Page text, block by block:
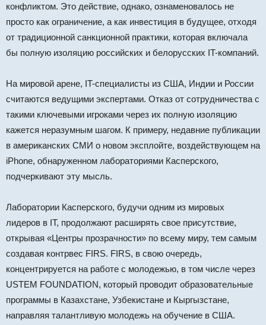
конфликтом. Это действие, однако, ознаменовалось не
просто как ограничение, а как инвестиция в будущее, отходя
от традиционной санкционной практики, которая включала
бы полную изоляцию российских и белорусских IT-компаний.
На мировой арене, IT-специалисты из США, Индии и России
считаются ведущими экспертами. Отказ от сотрудничества с
такими ключевыми игроками через их полную изоляцию
кажется неразумным шагом. К примеру, недавние публикации
в американских СМИ о новом эксплойте, воздействующем на
iPhone, обнаруженном лабораториями Касперского,
подчеркивают эту мысль.
Лаборатории Касперского, будучи одним из мировых
лидеров в IT, продолжают расширять свое присутствие,
открывая «Центры прозрачности» по всему миру, тем самым
создавая контрвес FIRS. FIRS, в свою очередь,
концентрируется на работе с молодежью, в том числе через
USTEM FOUNDATION, который проводит образовательные
программы в Казахстане, Узбекистане и Кыргызстане,
направляя талантливую молодежь на обучение в США.